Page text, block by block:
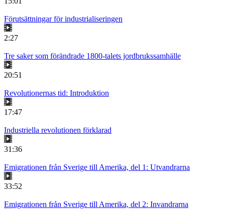
Förutsättningar för industrialiseringen
2:27
Tre saker som förändrade 1800-talets jordbrukssamhälle
20:51
Revolutionernas tid: Introduktion
17:47
Industriella revolutionen förklarad
31:36
Emigrationen från Sverige till Amerika, del 1: Utvandrarna
33:52
Emigrationen från Sverige till Amerika, del 2: Invandrarna